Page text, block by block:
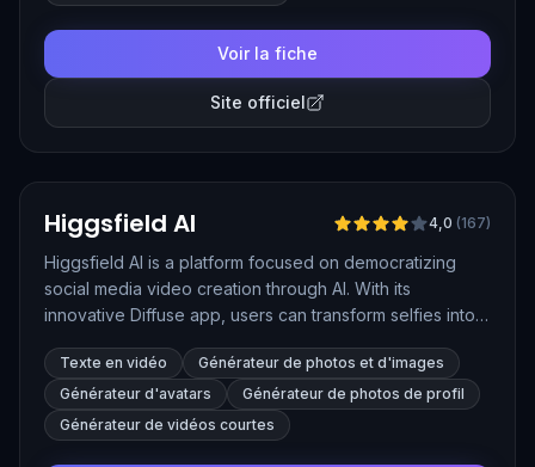
Voir la fiche
Site officiel
Higgsfield AI 4,0 (167)
Higgsfield AI is a platform focused on democratizing
social media video creation through AI. With its
innovative Diffuse app, users can transform selfies into
appear realistic in custom AI-generated videos.
Texte en vidéo
Générateur de photos et d'images
Générateur d'avatars
Générateur de photos de profil
Générateur de vidéos courtes